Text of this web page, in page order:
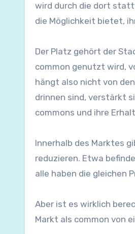
wird durch die dort
die Möglichkeit bietet,
Der Platz gehört der
common genutzt wird,
hängt also nicht von
drinnen sind, verstärkt
commons und ihre
Innerhalb des Marktes
reduzieren. Etwa
alle haben die gleichen
Aber ist es wirklich
Markt als common von